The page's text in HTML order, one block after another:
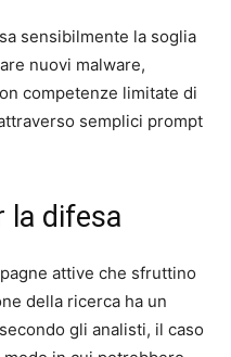
sensibilmente la soglia
nuovi malware,
competenze limitate di
semplici prompt
la difesa
attive che sfruttino
della ricerca ha un
gli analisti, il caso